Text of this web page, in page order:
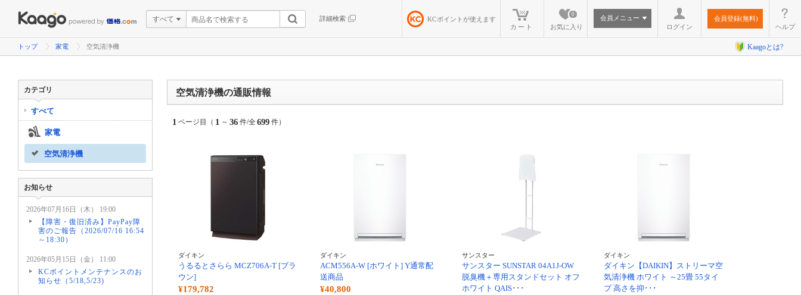
すべて 詳細検索 KCポイントが使えます
カート
お気に入り
0
会員メニュー
ログイン
会員登録(無料)
ヘルプ
トップ 家電 空気清浄機 Kaagoとは?
空気清浄機の通販情報
1 ページ目（ 1 ～ 36 件/全699 件）
ダイキン
うるるとさらら MCZ706A-T [ブラ
ウン]
¥179,782
ダイキン
ACM556A-W [ホワイト] Y通常配
送商品
¥40,800
サンスター
サンスター SUNSTAR 04A1J-OW
脱臭機＋専用スタンドセット オフ
ホワイト QAIS･･･
ダイキン
ダイキン【DAIKIN】ストリーマ空
気清浄機 ホワイト ～25畳 55タイ
プ 高さを抑･･･
カテゴリ
すべて
家電
空気清浄機
お知らせ
2026年07月16日（木） 19:00
【障害・復旧済み】PayPay障
害のご報告（2026/07/16 16:54
～18:30）
2026年05月15日（金） 11:00
KCポイントメンテナンスのお
知らせ（5/18,5/23)